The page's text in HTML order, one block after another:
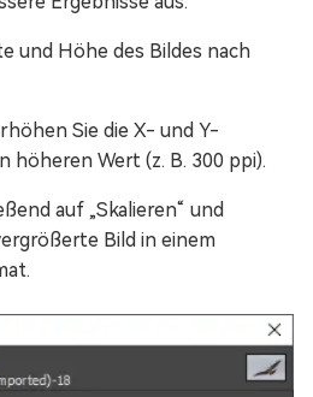
und Höhe des Bildes nach
Sie die X- und Y-
höheren Wert (z. B. 300 ppi).
auf „Skalieren“ und
Bild in einem